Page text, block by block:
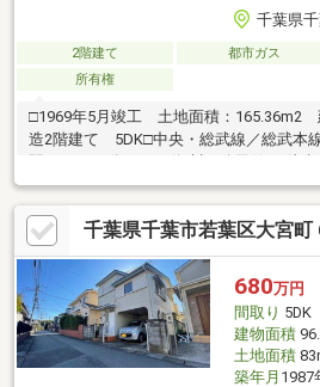
千葉県
2階建て 都市ガス
所有権
□1969年5月竣工 土地面積：165.36m2
造2階建て 5DK□中央・総武線／総武本
をしっかり確保しつつ、 共有スペース
す□用途地域：第一種低層住居専用地域
自然換気ができ、湿気やニオイがこもり
保ちやすい仕様です
千葉県千葉市若葉区大宮町
680万円
間取り 5DK
建物面積
土地面積
築年月 1987